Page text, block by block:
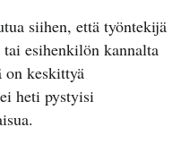
siihen, että työntekijä
esihenkilön kannalta
on keskittyä
heti pystyisi